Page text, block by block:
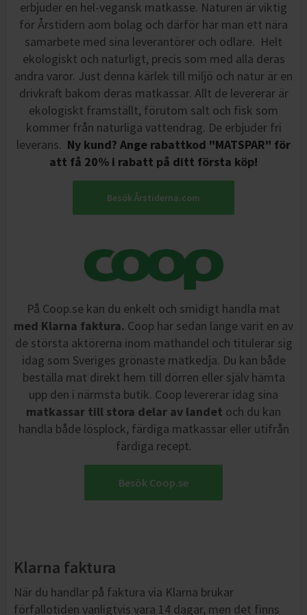
erbjuder en hel-vegansk matkasse. Naturen är viktig
för Årstidern aom bolag och därför har man ett nära
samarbete med sina leverantörer och odlare. Helt
ekologiskt och naturligt, precis som med alla deras
andra varor. Just denna kärlek till miljö och natur är en
drivkraft bakom deras matkassar. Allt de levererar är
ekologiskt framställt, förutom salt och fisk som
kommer från naturliga vattendrag. De erbjuder fri
leverans. Ny kund? Ange rabattkod "MATSPAR" för
att få 20% i rabatt på ditt första köp!
Besök Årstiderna.com
På Coop.se kan du enkelt och smidigt handla mat
med Klarna faktura. Coop har sedan länge varit en av
de största aktörerna inom mathandel och titulerar sig
idag som Sveriges grönaste matkedja. Du kan både
beställa mat direkt hem till dörren eller själv hämta
upp den i närmsta butik. Coop levererar idag sina
matkassar till stora delar av landet och du kan
handla både lösplock, färdiga matkassar eller utifrån
färdiga recept.
Besök Coop.se
Klarna faktura
När du handlar på faktura via Klarna brukar
förfallotiden vanligtvis vara 14 dagar, men det finns